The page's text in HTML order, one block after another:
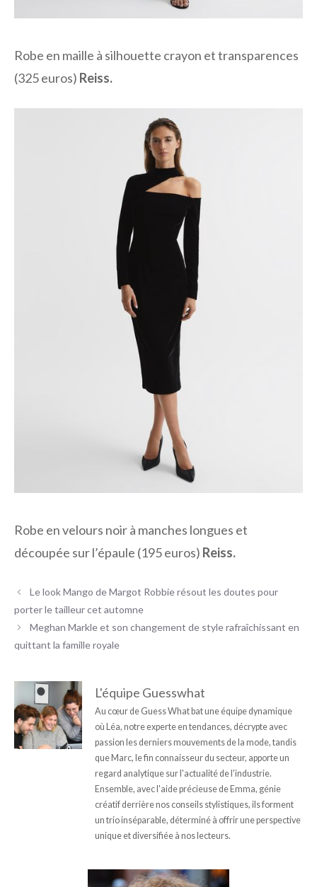
Robe en maille à silhouette crayon et transparences
(325 euros) Reiss.
Robe en velours noir à manches longues et
découpée sur l’épaule (195 euros) Reiss.
Le look Mango de Margot Robbie résout les doutes pour
porter le tailleur cet automne
Meghan Markle et son changement de style rafraîchissant en
quittant la famille royale
L'équipe Guesswhat
Au cœur de Guess What bat une équipe dynamique
où Léa, notre experte en tendances, décrypte avec
passion les derniers mouvements de la mode, tandis
que Marc, le fin connaisseur du secteur, apporte un
regard analytique sur l'actualité de l'industrie.
Ensemble, avec l'aide précieuse de Emma, génie
créatif derrière nos conseils stylistiques, ils forment
un trio inséparable, déterminé à offrir une perspective
unique et diversifiée à nos lecteurs.